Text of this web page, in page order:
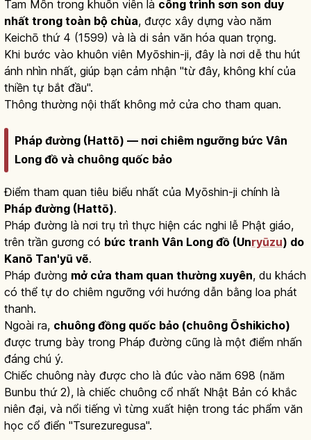
Tam Môn trong khuôn viên là công trình sơn son duy
nhất trong toàn bộ chùa, được xây dựng vào năm
Keichō thứ 4 (1599) và là di sản văn hóa quan trọng.
Khi bước vào khuôn viên Myōshin-ji, đây là nơi dễ thu hút
ánh nhìn nhất, giúp bạn cảm nhận "từ đây, không khí của
thiền tự bắt đầu".
Thông thường nội thất không mở cửa cho tham quan.
Pháp đường (Hattō) — nơi chiêm ngưỡng bức Vân
Long đồ và chuông quốc bảo
Điểm tham quan tiêu biểu nhất của Myōshin-ji chính là
Pháp đường (Hattō).
Pháp đường là nơi trụ trì thực hiện các nghi lễ Phật giáo,
trên trần gương có bức tranh Vân Long đồ (Unryūzu) do
Kanō Tan'yū vẽ.
Pháp đường mở cửa tham quan thường xuyên, du khách
có thể tự do chiêm ngưỡng với hướng dẫn bằng loa phát
thanh.
Ngoài ra, chuông đồng quốc bảo (chuông Ōshikicho)
được trưng bày trong Pháp đường cũng là một điểm nhấn
đáng chú ý.
Chiếc chuông này được cho là đúc vào năm 698 (năm
Bunbu thứ 2), là chiếc chuông cổ nhất Nhật Bản có khắc
niên đại, và nổi tiếng vì từng xuất hiện trong tác phẩm văn
học cổ điển "Tsurezuregusa".